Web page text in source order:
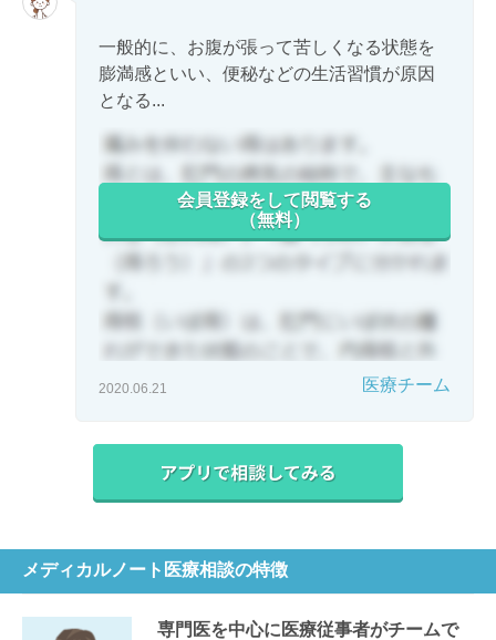
一般的に、お腹が張って苦しくなる状態を
膨満感といい、便秘などの生活習慣が原因
となる...
会員登録をして閲覧する
（無料）
2020.06.21 医療チーム
メディカルノート医療相談の特徴
専門医を中心に医療従事者がチームで